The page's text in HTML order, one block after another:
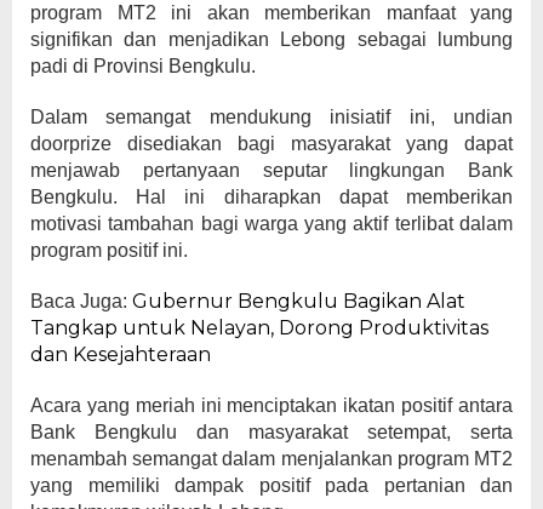
program MT2 ini akan memberikan manfaat yang
signifikan dan menjadikan Lebong sebagai lumbung
padi di Provinsi Bengkulu.
Dalam semangat mendukung inisiatif ini, undian
doorprize disediakan bagi masyarakat yang dapat
menjawab pertanyaan seputar lingkungan Bank
Bengkulu. Hal ini diharapkan dapat memberikan
motivasi tambahan bagi warga yang aktif terlibat dalam
program positif ini.
Baca Juga: Gubernur Bengkulu Bagikan Alat
Tangkap untuk Nelayan, Dorong Produktivitas
dan Kesejahteraan
Acara yang meriah ini menciptakan ikatan positif antara
Bank Bengkulu dan masyarakat setempat, serta
menambah semangat dalam menjalankan program MT2
yang memiliki dampak positif pada pertanian dan